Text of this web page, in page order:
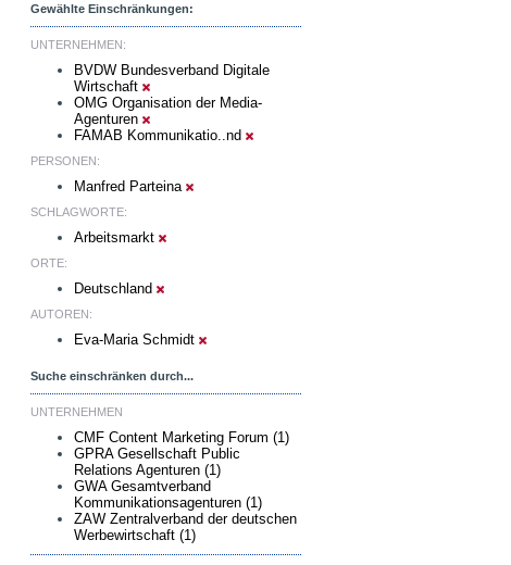
Gewählte Einschränkungen:
UNTERNEHMEN:
BVDW Bundesverband Digitale
Wirtschaft
OMG Organisation der Media-
Agenturen
FAMAB Kommunikatio..nd
PERSONEN:
Manfred Parteina
SCHLAGWORTE:
Arbeitsmarkt
ORTE:
Deutschland
AUTOREN:
Eva-Maria Schmidt
Suche einschränken durch...
UNTERNEHMEN
CMF Content Marketing Forum (1)
GPRA Gesellschaft Public
Relations Agenturen (1)
GWA Gesamtverband
Kommunikationsagenturen (1)
ZAW Zentralverband der deutschen
Werbewirtschaft (1)